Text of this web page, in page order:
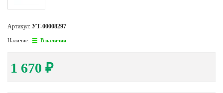
Артикул: УТ-00008297
Наличие: В наличии
1 670 ₽